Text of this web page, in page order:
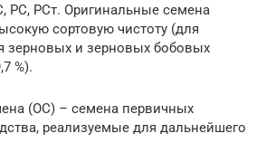
РС, РСт. Оригинальные семена
сортовую чистоту (для
и зерновых бобовых
%).
(ОС) – семена первичных
реализуемые для дальнейшего